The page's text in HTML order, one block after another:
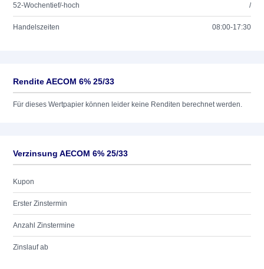
52-Wochentief/-hoch /
Handelszeiten 08:00-17:30
Rendite AECOM 6% 25/33
Für dieses Wertpapier können leider keine Renditen berechnet werden.
Verzinsung AECOM 6% 25/33
Kupon
Erster Zinstermin
Anzahl Zinstermine
Zinslauf ab